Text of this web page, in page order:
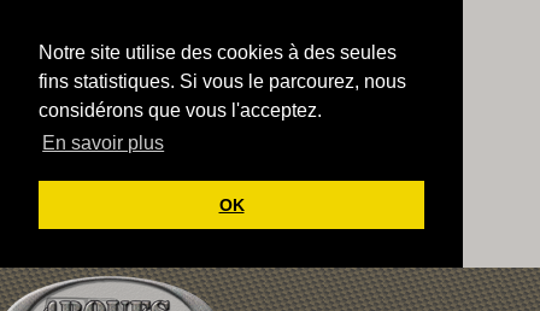
Notre site utilise des cookies à des seules
fins statistiques. Si vous le parcourez, nous
considérons que vous l'acceptez.
En savoir plus
OK